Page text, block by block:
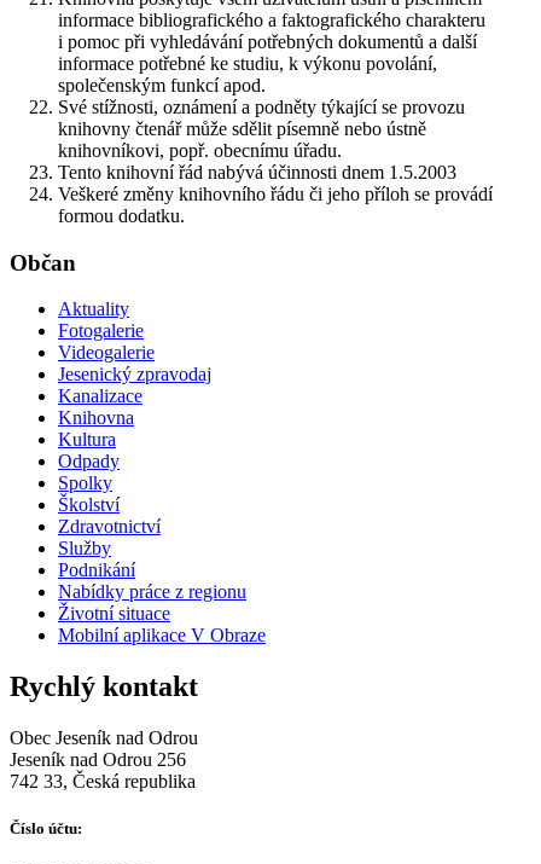
informace bibliografického a faktografického charakteru
i pomoc při vyhledávání potřebných dokumentů a další
informace potřebné ke studiu, k výkonu povolání,
společenským funkcí apod.
Své stížnosti, oznámení a podněty týkající se provozu
knihovny čtenář může sdělit písemně nebo ústně
knihovníkovi, popř. obecnímu úřadu.
Tento knihovní řád nabývá účinnosti dnem 1.5.2003
Veškeré změny knihovního řádu či jeho příloh se provádí
formou dodatku.
Občan
Aktuality
Fotogalerie
Videogalerie
Jesenický zpravodaj
Kanalizace
Knihovna
Kultura
Odpady
Spolky
Školství
Zdravotnictví
Služby
Podnikání
Nabídky práce z regionu
Životní situace
Mobilní aplikace V Obraze
Rychlý kontakt
Obec Jeseník nad Odrou
Jeseník nad Odrou 256
742 33, Česká republika
Číslo účtu: